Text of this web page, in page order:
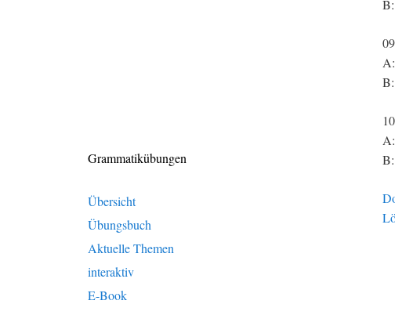
Grammatikübungen
Übersicht
Übungsbuch
Aktuelle Themen
interaktiv
E-Book